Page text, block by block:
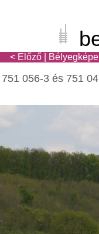
< Előző
751 056-3 és 751